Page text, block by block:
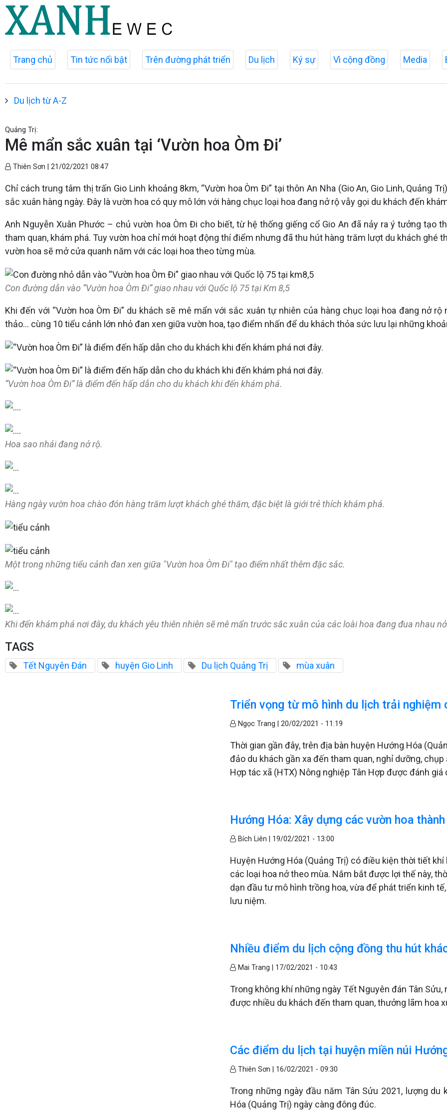
Trang chủ Tin tức nổi bật Trên đường phát triển Du lịch Ký sự Vì cộng đồng Media
Du lịch từ A-Z
Quảng Trị:
Mê mẩn sắc xuân tại ‘Vườn hoa Òm Đi’
Thiên Sơn | 21/02/2021 08:47
Chỉ cách trung tâm thị trấn Gio Linh khoảng 8km, “Vườn hoa Òm Đi” tại thôn An Nha (Gio An, Gio Linh, Quảng
sắc xuân hàng ngày. Đây là vườn hoa có quy mô lớn với hàng chục loại hoa đang nở rộ vẫy gọi du khách đến
Anh Nguyễn Xuân Phước – chủ vườn hoa Òm Đi cho biết, từ hệ thống giếng cổ Gio An đã nảy ra ý tưởng tạo
tham quan, khám phá. Tuy vườn hoa chỉ mới hoạt động thí điểm nhưng đã thu hút hàng trăm lượt du khách ghé
vườn hoa sẽ mở cửa quanh năm với các loại hoa theo từng mùa.
Con đường dẫn vào “Vườn hoa Òm Đi” giao nhau với Quốc lộ 75 tại Km 8,5
Khi đến với “Vườn hoa Òm Đi” du khách sẽ mê mẩn với sắc xuân tự nhiên của hàng chục loại hoa đang nở
thảo… cùng 10 tiểu cảnh lớn nhỏ đan xen giữa vườn hoa, tạo điểm nhấn để du khách thỏa sức lưu lại những
“Vườn hoa Òm Đi” là điểm đến hấp dẫn cho du khách khi đến khám phá.
Hoa sao nhái đang nở rộ.
Hàng ngày vườn hoa chào đón hàng trăm lượt khách ghé thăm, đặc biệt là giới trẻ thích khám phá.
Một trong những tiểu cảnh đan xen giữa "Vườn hoa Òm Đi" tạo điểm nhất thêm đặc sắc.
Khi đến khám phá nơi đây, du khách yêu thiên nhiên sẽ mê mẩn trước sắc xuân của các loài hoa đang đua nhau
TAGS
Tết Nguyên Đán huyện Gio Linh Du lịch Quảng Trị mùa xuân
Triển vọng từ mô hình du lịch trải nghiệm
Ngọc Trang |20/02/2021 - 11:19
Thời gian gần đây, trên địa bàn huyện Hướng Hóa
đảo du khách gần xa đến tham quan, nghỉ dưỡng,
Hợp tác xã (HTX) Nông nghiệp Tân Hợp được đánh
Hướng Hóa: Xây dựng các vườn hoa
Bích Liên | 19/02/2021 - 13:00
Huyện Hướng Hóa (Quảng Trị) có điều kiện thời tiết
các loại hoa nở theo mùa. Nắm bắt được lợi thế này,
dạn đầu tư mô hình trồng hoa, vừa để phát triển kinh
lưu niệm.
Nhiều điểm du lịch cộng đồng thu hút
Mai Trang | 17/02/2021 - 10:43
Trong không khí những ngày Tết Nguyên đán Tân
được nhiều du khách đến tham quan, thưởng lãm hoa
Các điểm du lịch tại huyện miền núi
Thiên Sơn | 16/02/2021 - 09:30
Trong những ngày đầu năm Tân Sửu 2021, lượng
Hóa (Quảng Trị) ngày càng đông đúc.